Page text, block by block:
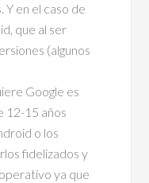
en el caso de
que al ser
(algunos
Google es
12-15 años
o los
fidelizados y
ya que